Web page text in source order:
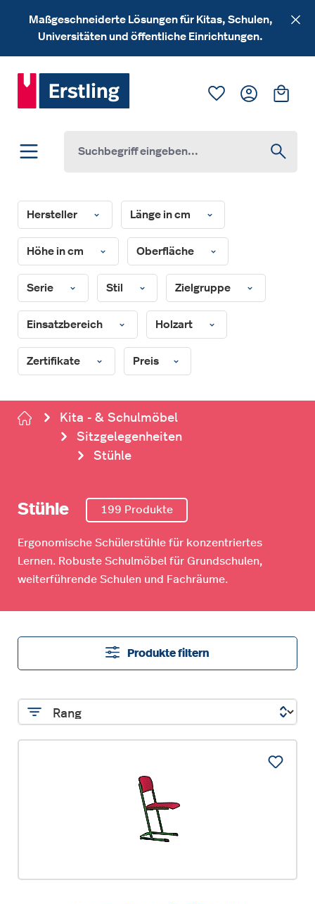
Zum Hauptinhalt springen
Maßgeschneiderte Lösungen für Kitas, Schulen,
Universitäten und öffentliche Einrichtungen.
Du hast 0
Hersteller Länge in cm
Höhe in cm Oberfläche
Serie Stil Zielgruppe
Einsatzbereich Holzart
Zertifikate Preis
Kita - & Schulmöbel
Sitzgelegenheiten
Stühle
Stühle 199 Produkte
Ergonomische Schülerstühle für konzentriertes
Lernen. Robuste Schulmöbel für Grundschulen,
weiterführende Schulen und Fachräume.
Produkte filtern